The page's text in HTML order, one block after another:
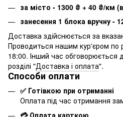
за місто - 1300 ₴ + 40 ₴/км
занесення 1 блока вручну -
Доставка здійснюється за
Проводиться нашим кур'єром по
18:00. Інший час обговорюється
розділі "Доставка і оплата".
Способи оплати
✅ Готівкою при отриманні
Оплата під час отримання
💳 Оплата карткою